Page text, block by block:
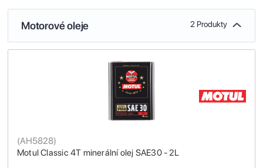
Motorové oleje 2 Produkty
Motul Classic 4T minerální olej SAE30 - 2L
(AH5828)